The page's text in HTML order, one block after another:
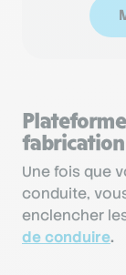
fabrication
Une fois que
conduite,
enclencher
de conduire.